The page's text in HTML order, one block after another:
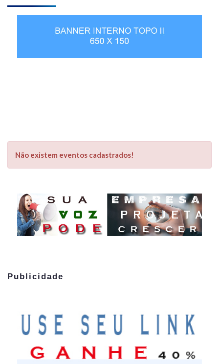
Não existem eventos cadastrados!
Publicidade